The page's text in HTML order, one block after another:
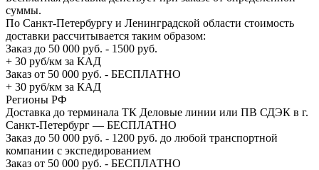
суммы.
По Санкт-Петербургу и Ленинградской области стоимость
доставки рассчитывается таким образом:
Заказ до 50 000 руб. - 1500 руб.
+ 30 руб/км за КАД
Заказ от 50 000 руб. - БЕСПЛАТНО
+ 30 руб/км за КАД
Регионы РФ
Доставка до терминала ТК Деловые линии или ПВ СДЭК в г.
Санкт-Петербург — БЕСПЛАТНО
Заказ до 50 000 руб. - 1200 руб. до любой транспортной
компании с экспедированием
Заказ от 50 000 руб. - БЕСПЛАТНО